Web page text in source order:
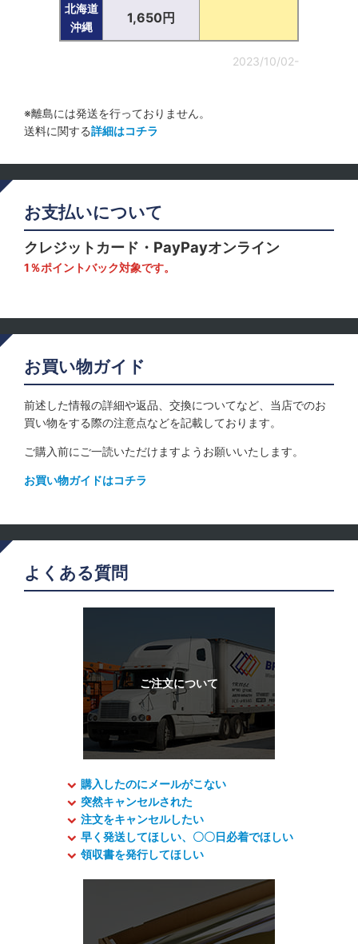
北海道
沖縄
1,650円
2023/10/02-
※離島には発送を行っておりません。
送料に関する詳細はコチラ
お支払いについて
クレジットカード・PayPayオンライン
1％ポイントバック対象です。
お買い物ガイド
前述した情報の詳細や返品、交換についてなど、当店でのお
買い物をする際の注意点などを記載しております。
ご購入前にご一読いただけますようお願いいたします。
お買い物ガイドはコチラ
よくある質問
購入したのにメールがこない
突然キャンセルされた
注文をキャンセルしたい
早く発送してほしい、〇〇日必着でほしい
領収書を発行してほしい